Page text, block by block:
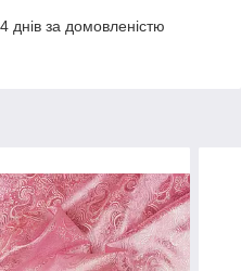
днів за домовленістю